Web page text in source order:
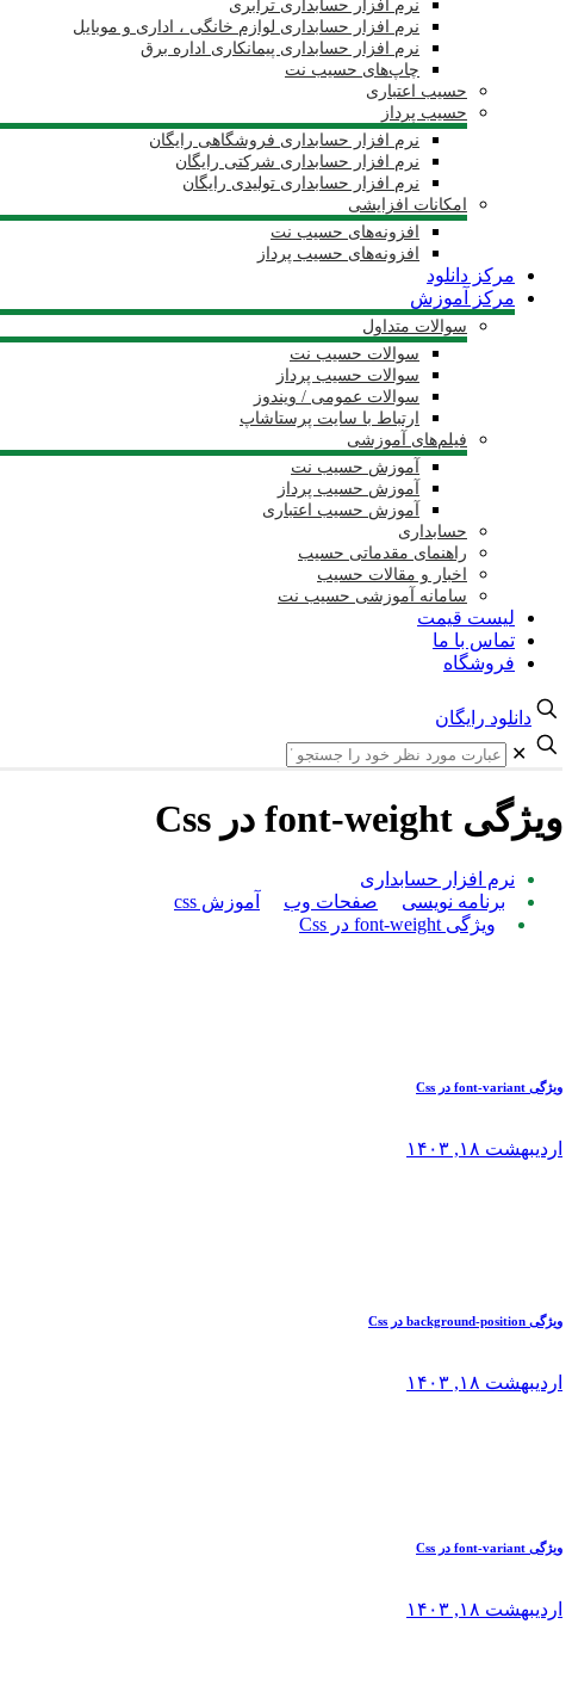
نرم افزار حسابداری ترابری
نرم افزار حسابداری لوازم خانگی ، اداری و موبایل
نرم افزار حسابداری پیمانکاری اداره برق
چاپ‌های حسیب نت
حسیب اعتباری
حسیب پرداز
نرم افزار حسابداری فروشگاهی رایگان
نرم افزار حسابداری شرکتی رایگان
نرم افزار حسابداری تولیدی رایگان
امکانات افزایشی
افزونه‌های حسیب نت
افزونه‌های حسیب پرداز
مرکز دانلود
مرکز آموزش
سوالات متداول
سوالات حسیب نت
سوالات حسیب پرداز
سوالات عمومی / ویندوز
ارتباط با سایت پرستاشاپ
فیلم‌های آموزشی
آموزش حسیب نت
آموزش حسیب پرداز
آموزش حسیب اعتباری
حسابداری
راهنمای مقدماتی حسیب
اخبار و مقالات حسیب
سامانه آموزشی حسیب نت
لیست قیمت
تماس با ما
فروشگاه
دانلود رایگان
✕
ویژگی font-weight در Css
نرم افزار حسابداری
برنامه نویسی
صفحات وب
آموزش css
ویژگی font-weight در Css
ویژگی font-variant در Css
اردیبهشت ۱۸, ۱۴۰۳
ویژگی background-position در Css
اردیبهشت ۱۸, ۱۴۰۳
ویژگی font-variant در Css
اردیبهشت ۱۸, ۱۴۰۳